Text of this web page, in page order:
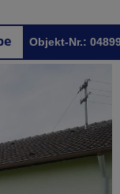
Objekt-Nr.: